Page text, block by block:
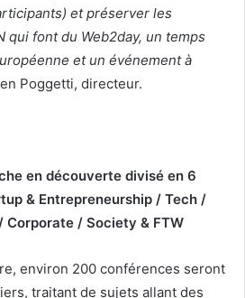
et préserver les
qui font du Web2day, un temps
et un événement à
Poggetti, directeur.
en découverte divisé en 6
& Entrepreneurship / Tech /
Corporate / Society & FTW
environ 200 conférences seront
traitant de sujets allant des